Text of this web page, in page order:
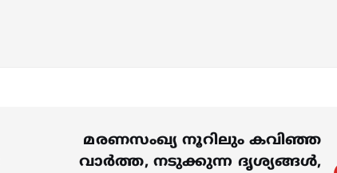
മരണസംഖ്യ നൂറിലും കവിഞ്ഞ
വാർത്ത, നടുക്കുന്ന ദൃശ്യങ്ങൾ,